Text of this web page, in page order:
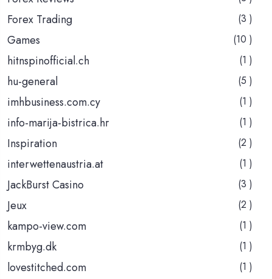
Forex Trading (3 )
Games (10 )
hitnspinofficial.ch (1 )
hu-general (5 )
imhbusiness.com.cy (1 )
info-marija-bistrica.hr (1 )
Inspiration (2 )
interwettenaustria.at (1 )
JackBurst Casino (3 )
Jeux (2 )
kampo-view.com (1 )
krmbyg.dk (1 )
lovestitched.com (1 )